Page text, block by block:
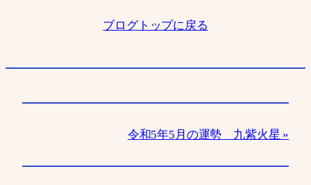
ブログトップに戻る
令和5年5月の運勢 九紫火星